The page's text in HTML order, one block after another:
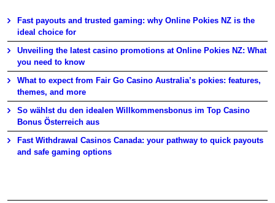
Fast payouts and trusted gaming: why Online Pokies NZ is the
ideal choice for
Unveiling the latest casino promotions at Online Pokies NZ: What
you need to know
What to expect from Fair Go Casino Australia’s pokies: features,
themes, and more
So wählst du den idealen Willkommensbonus im Top Casino
Bonus Österreich aus
Fast Withdrawal Casinos Canada: your pathway to quick payouts
and safe gaming options